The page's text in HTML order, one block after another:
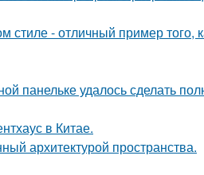
- отличный пример того,
панельке удалось сделать
в Китае.
архитектурой пространства.